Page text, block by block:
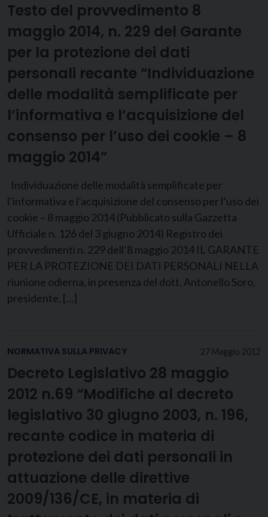
Testo del provvedimento 8
maggio 2014, n. 229 del Garante
per la protezione dei dati
personali recante “Individuazione
delle modalità semplificate per
l’informativa e l’acquisizione del
consenso per l’uso dei cookie – 8
maggio 2014”
Individuazione delle modalità semplificate per
l’informativa e l’acquisizione del consenso per l’uso dei
cookie – 8 maggio 2014 (Pubblicato sulla Gazzetta
Ufficiale n. 126 del 3 giugno 2014) Registro dei
provvedimenti n. 229 dell’8 maggio 2014 IL GARANTE
PER LA PROTEZIONE DEI DATI PERSONALI NELLA
riunione odierna, in presenza del dott. Antonello Soro,
presidente, […]
27 Maggio 2012
NORMATIVA SULLA PRIVACY
Decreto Legislativo 28 maggio
2012 n.69 “Modifiche al decreto
legislativo 30 giugno 2003, n. 196,
recante codice in materia di
protezione dei dati personali in
attuazione delle direttive
2009/136/CE, in materia di